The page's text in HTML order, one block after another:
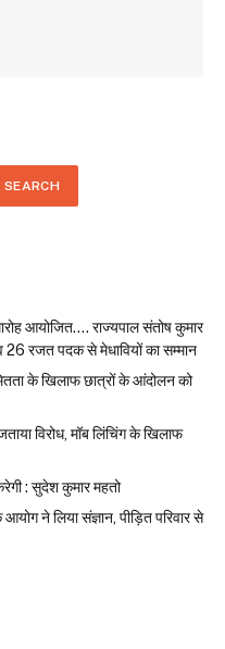
SEARCH
आयोजित…. राज्यपाल संतोष कुमार
व 26 रजत पदक से मेधावियों का सम्मान
के खिलाफ छात्रों के आंदोलन को
विरोध, मॉब लिंचिंग के खिलाफ
: सुदेश कुमार महतो
ने लिया संज्ञान, पीड़ित परिवार से